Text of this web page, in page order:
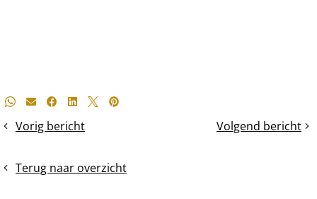
Deel
bericht
Whatsapp
E-mailFacebook
LinkedIn
X Pinterest
Vorig bericht
Een
zomercontrole
Volgend bericht
Bouwdrift
Terug naar overzicht